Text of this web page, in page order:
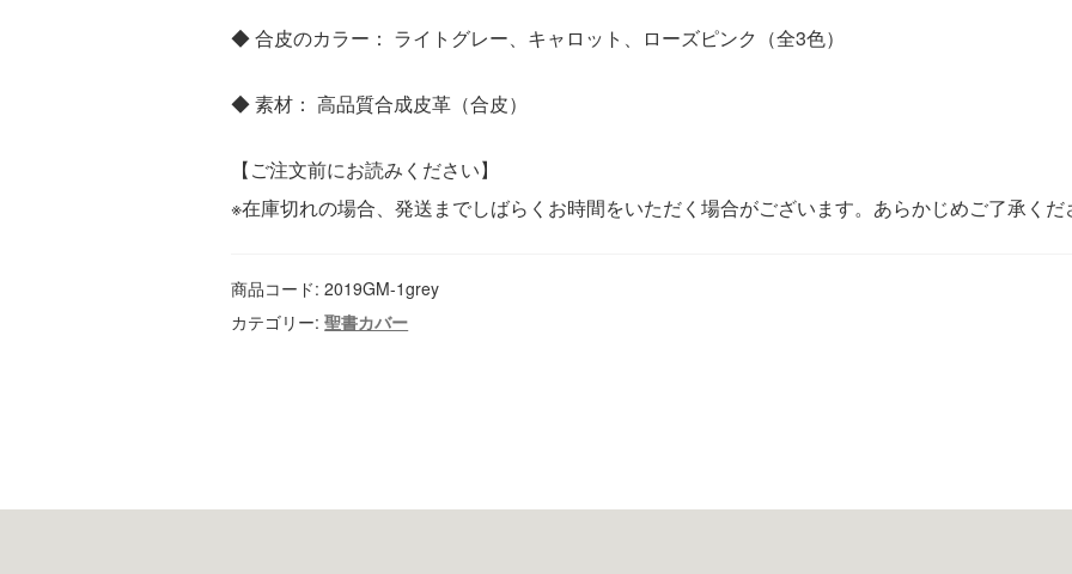
◆ 合皮のカラー： ライトグレー、キャロット、ローズピンク（全3色）
◆ 素材： 高品質合成皮革（合皮）
【ご注文前にお読みください】
※在庫切れの場合、発送までしばらくお時間をいただく場合がございます。あらかじめご了承くだ
商品コード:2019GM-1grey
カテゴリー:聖書カバー